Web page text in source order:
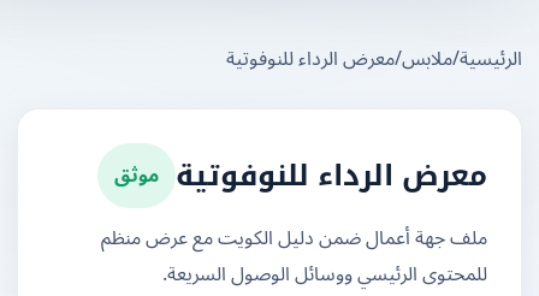
/ملابس/معرض الرداء للنوفوتية
معرض الرداء للنوفوتية موثق
ملف جهة أعمال ضمن دليل الكويت مع عرض منظم
للمحتوى الرئيسي ووسائل الوصول السريعة.